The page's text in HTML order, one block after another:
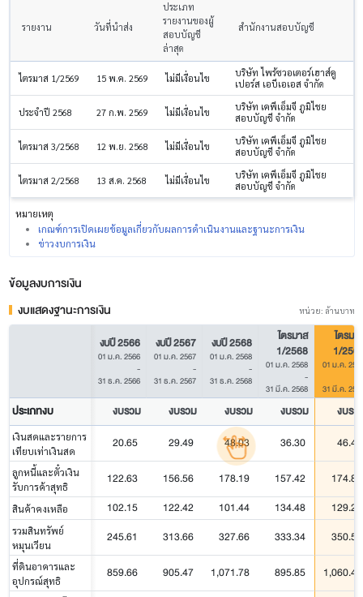
รายงาน วันที่นำส่ง
ประเภท
รายงานของผู้
สอบบัญชี
ล่าสุด
สำนักงานสอบบัญชี
ไตรมาส 1/2569 15 พ.ค. 2569 ไม่มีเงื่อนไข
บริษัท ไพร้ซวอเตอร์เฮาส์คู
เปอร์ส เอบีเอเอส จำกัด
ประจำปี 2568 27 ก.พ. 2569 ไม่มีเงื่อนไข
บริษัท เคพีเอ็มจี ภูมิไชย
สอบบัญชี จำกัด
ไตรมาส 3/2568 12 พ.ย. 2568 ไม่มีเงื่อนไข
บริษัท เคพีเอ็มจี ภูมิไชย
สอบบัญชี จำกัด
ไตรมาส 2/2568 13 ส.ค. 2568 ไม่มีเงื่อนไข
บริษัท เคพีเอ็มจี ภูมิไชย
สอบบัญชี จำกัด
หมายเหตุ
เกณฑ์การเปิดเผยข้อมูลเกี่ยวกับผลการดำเนินงานและฐานะการเงิน
ข่าวงบการเงิน
ข้อมูลงบการเงิน
งบแสดงฐานะการเงิน
หน่วย: ล้านบาท
งบปี 2566
01 ม.ค. 2566
-
31 ธ.ค. 2566
งบปี 2567
01 ม.ค. 2567
-
31 ธ.ค. 2567
งบปี 2568
01 ม.ค. 2568
-
31 ธ.ค. 2568
ไตรมาส
1/2568
01 ม.ค. 2568
-
31 มี.ค. 2568
ไตรมา
1/
01 ม.ค.
31 มี.ค.
ประเภทงบ งบรวม งบรวม งบรวม งบรวม งบรว
เงินสดและรายการ
เทียบเท่าเงินสด
20.65 29.49 48.03 36.30 46.44
ลูกหนี้และตั๋วเงิน
รับการค้าสุทธิ
122.63 156.56 178.19 157.42 174.88
สินค้าคงเหลือ 102.15 122.42 101.44 134.48 129.22
รวมสินทรัพย์
หมุนเวียน
245.61 313.66 327.66 333.34 350.55
ที่ดินอาคารและ
อุปกรณ์สุทธิ
859.66 905.47 1,071.78 895.85 1,060.43